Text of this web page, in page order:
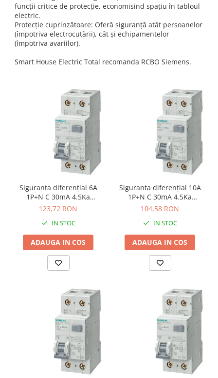
funcții critice de protecție, economisind spațiu în tabloul
electric.
Protecție cuprinzătoare: Oferă siguranță atât persoanelor
(împotriva electrocutării), cât și echipamentelor
(împotriva avariilor).
Smart House Electric Total recomanda RCBO Siemens.
Siguranta diferenţial 6A
1P+N C 30mA 4.5Ka
Siemens 5SU1353-1KK06
123,72 RON
IN STOC
ADAUGA IN COS
Siguranta diferenţial 10A
1P+N C 30mA 4.5Ka
Siemens 5SU1353-1KK10
104,58 RON
IN STOC
ADAUGA IN COS